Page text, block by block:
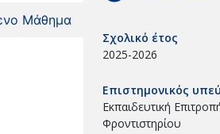
Μάθημα
Σχολικό έτος
2025-2026
Επιστημονικός
Εκπαιδευτική
Φροντιστηρίου